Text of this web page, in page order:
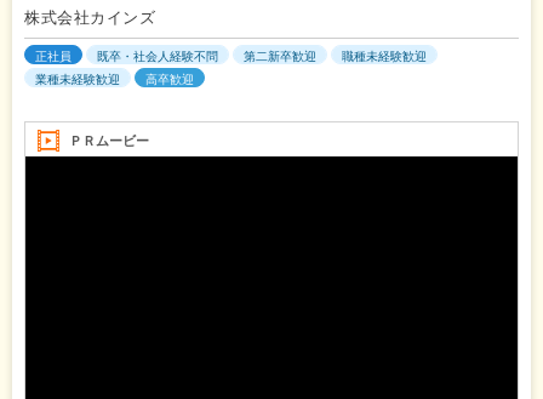
株式会社カインズ
正社員 既卒・社会人経験不問 第二新卒歓迎
職種未経験歓迎
業種未経験歓迎
高卒歓迎
ＰＲムービー